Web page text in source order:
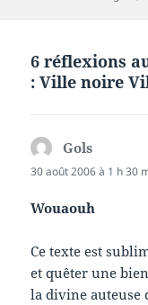
6 réflexions
: Ville noire
Gols
30 août 2006 à 1 h 30
Wouaouh
Ce texte est
et quêter une
la divine auteuse